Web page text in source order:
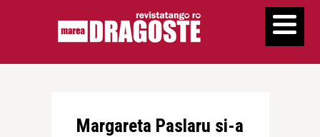
Margareta Paslaru si-a